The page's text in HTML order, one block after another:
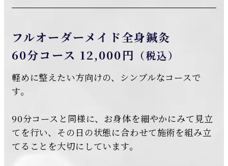
フルオーダーメイド全身鍼灸
60分コース 12,000円 （税込）
軽めに整えたい方向けの、シンプルなコースで
す。
90分コースと同様に、お身体を細やかにみて見立
てを行い、その日の状態に合わせて施術を組み立
てることを大切にしています。